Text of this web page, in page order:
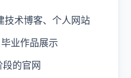
技术博客、个人网站
业作品展示
的官网